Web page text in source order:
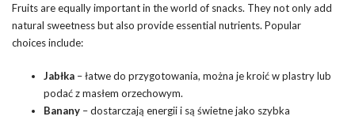
Fruits are equally important in the world of snacks. They not only add
natural sweetness but also provide essential nutrients. Popular
choices include:
Jabłka – łatwe do przygotowania, można je kroić w plastry lub
podać z masłem orzechowym.
Banany – dostarczają energii i są świetne jako szybka